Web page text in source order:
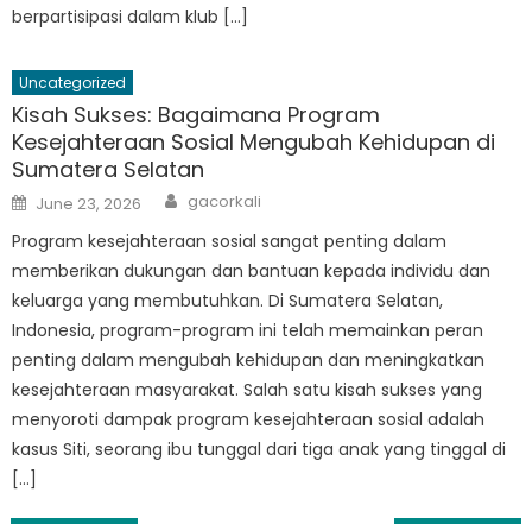
berpartisipasi dalam klub […]
Uncategorized
Kisah Sukses: Bagaimana Program
Kesejahteraan Sosial Mengubah Kehidupan di
Sumatera Selatan
Posted
on
June 23, 2026 Author
gacorkali
Program kesejahteraan sosial sangat penting dalam
memberikan dukungan dan bantuan kepada individu dan
keluarga yang membutuhkan. Di Sumatera Selatan,
Indonesia, program-program ini telah memainkan peran
penting dalam mengubah kehidupan dan meningkatkan
kesejahteraan masyarakat. Salah satu kisah sukses yang
menyoroti dampak program kesejahteraan sosial adalah
kasus Siti, seorang ibu tunggal dari tiga anak yang tinggal di
[…]